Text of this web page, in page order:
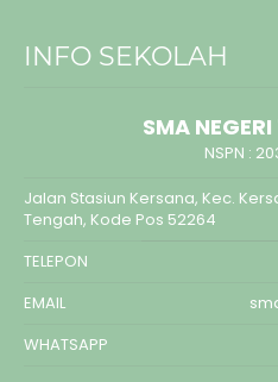
INFO SEKOLAH
SMA
NSPN :
Jalan Stasiun Kersana, Kec.
Tengah, Kode Pos 52264
TELEPON
EMAIL
WHATSAPP